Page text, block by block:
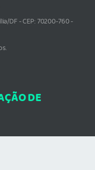
DF - CEP: 70200-760 -
DE